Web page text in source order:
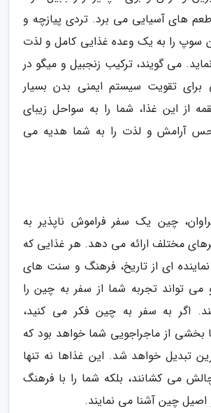
های آسیایی می برد. تردی پیازچه و
سوپ را به یک وعده غذایی کامل و لذت
می گویند، ترکیب زنجبیل و میگو در
تقویت سیستم ایمنی بدن بسیار
از این غذا، شما را به سواحل زیبای
آرامش و لذت را به شما هدیه می
چین یک سفر فراموش ناپذیر به
مختلف ارائه می دهد. هر غذایی که
ای از تاریخ، فرهنگ و سنت های
تواند تجربه شما از سفر به چین را
اگر به سفر به چین فکر می کنید،
بخشی از ماجراجویی شما خواهد بود که
تبدیل خواهد شد. این غذاها نه تنها
می کشانند، بلکه شما را با فرهنگ
چین آشنا می نمایند.